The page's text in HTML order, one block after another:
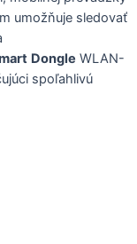
umožňuje sledovať
Dongle WLAN-
spoľahlivú